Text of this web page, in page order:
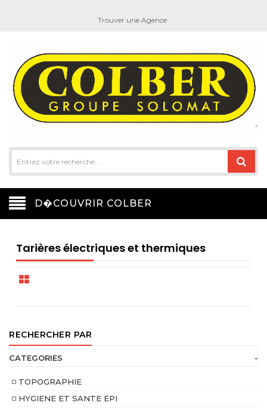
Trouver une Agence
D�COUVRIR COLBER
Tarières électriques et thermiques
RECHERCHER PAR
CATEGORIES -
TOPOGRAPHIE
HYGIENE ET SANTE EPI